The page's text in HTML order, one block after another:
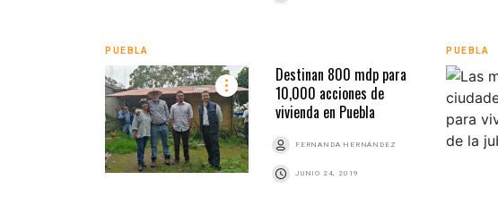
PUEBLA
Destinan 800 mdp para
10,000 acciones de
vivienda en Puebla
FERNANDA HERNÁNDEZ
JUNIO 24, 2019
PUEBLA